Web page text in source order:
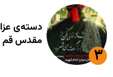
دسته‌ی
مقدس قم